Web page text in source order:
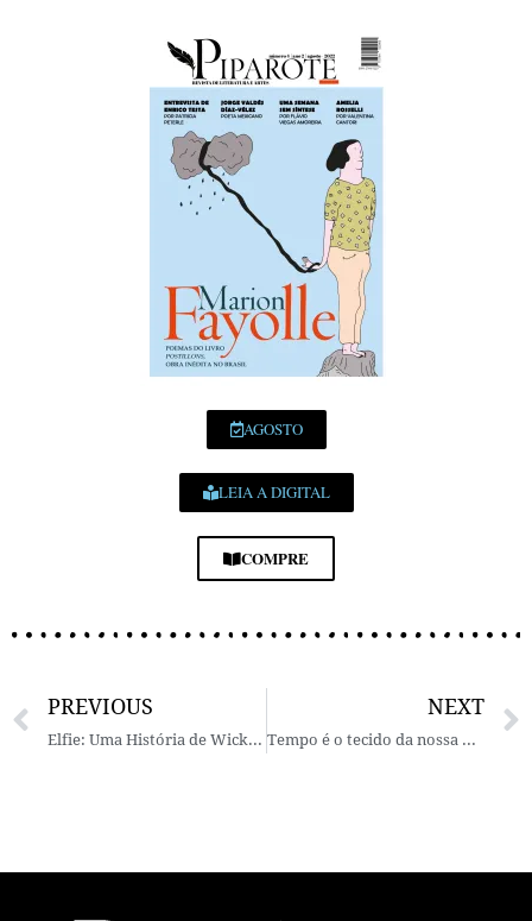
AGOSTO
LEIA A DIGITAL
COMPRE
PREVIOUS
Elfie: Uma História de Wicked | Gregory Maguire (Ed. DarkSide)
NEXT
Tempo é o tecido da nossa vida | Antonio Candido de Mello e Souza